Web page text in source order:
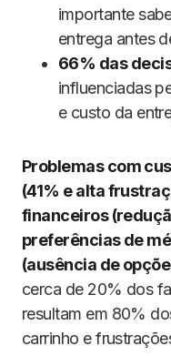
importante
entrega antes
66% das
influenciadas
e custo da
Problemas com
(41% e alta
financeiros
preferências de
(ausência de
cerca de 20% dos
resultam em 80%
carrinho e